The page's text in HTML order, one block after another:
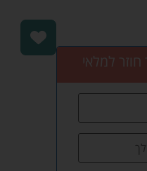
למלאי